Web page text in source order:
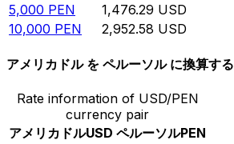
5,000 PEN 1,476.29 USD
10,000 PEN 2,952.58 USD
アメリカドル を ペルーソル に換算する
Rate information of USD/PEN
currency pair
アメリカドルUSD ペルーソルPEN